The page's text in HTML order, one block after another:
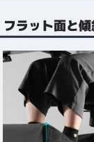
フラット面と